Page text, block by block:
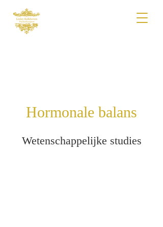
Hormonale balans
Wetenschappelijke studies